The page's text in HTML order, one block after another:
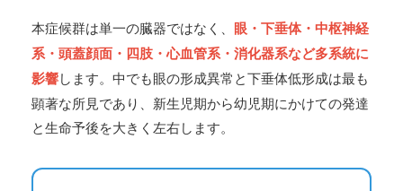
本症候群は単一の臓器ではなく、 眼・下垂体・中枢神経
系・頭蓋顔面・四肢・心血管系・消化器系など多系統に
影響します。中でも眼の形成異常と下垂体低形成は最も
顕著な所見であり、新生児期から幼児期にかけての発達
と生命予後を大きく左右します。